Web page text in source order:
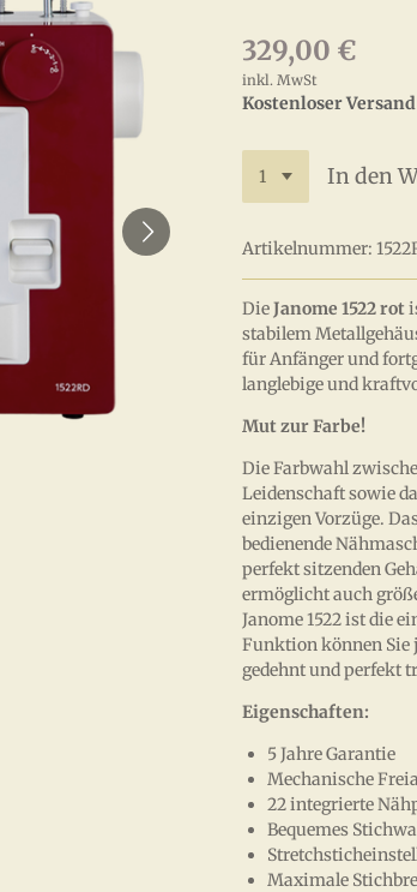
329,00 €
inkl. MwSt
Kostenloser Versand
In den
Artikelnummer:
DieJanome 1522 rot
stabilem
für Anfänger und
langlebige und
Mut zur Farbe!
Die Farbwahl
Leidenschaft sowie
einzigen Vorzüge.
bedienende
perfekt sitzenden
ermöglicht auch
Janome 1522 ist die
Funktion können Sie
gedehnt und perfekt
Eigenschaften:
5 Jahre Garantie
Mechanische
22 integrierte
Bequemes
Maximale